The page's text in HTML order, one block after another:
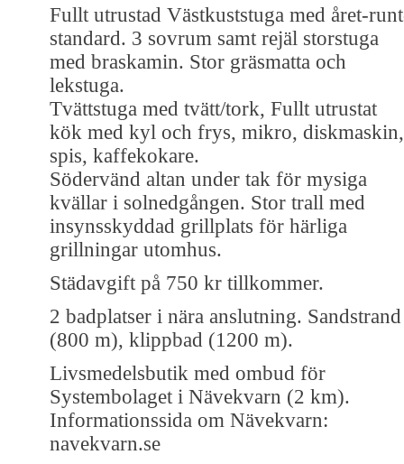
Fullt utrustad Västkuststuga med året-
standard. 3 sovrum samt rejäl storstuga
med braskamin. Stor gräsmatta och
lekstuga.
Tvättstuga med tvätt/tork, Fullt utrustat
kök med kyl och frys, mikro, diskmaskin,
spis, kaffekokare.
Södervänd altan under tak för mysiga
kvällar i solnedgången. Stor trall med
insynsskyddad grillplats för härliga
grillningar utomhus.
Städavgift på 750 kr tillkommer.
2 badplatser i nära anslutning. Sandstrand
(800 m), klippbad (1200 m).
Livsmedelsbutik med ombud för
Systembolaget i Nävekvarn (2 km).
Informationssida om Nävekvarn:
navekvarn.se